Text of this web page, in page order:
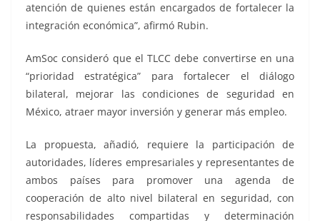
atención de quienes están encargados de fortalecer la
integración económica”, afirmó Rubin.
AmSoc consideró que el TLCC debe convertirse en una
“prioridad estratégica” para fortalecer el diálogo
bilateral, mejorar las condiciones de seguridad en
México, atraer mayor inversión y generar más empleo.
La propuesta, añadió, requiere la participación de
autoridades, líderes empresariales y representantes de
ambos países para promover una agenda de
cooperación de alto nivel bilateral en seguridad, con
responsabilidades compartidas y determinación